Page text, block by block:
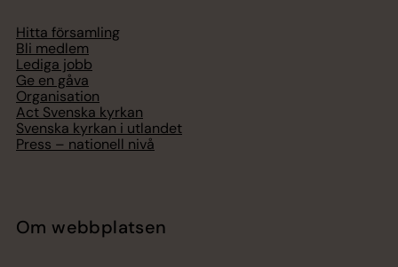
Hitta församling
Bli medlem
Lediga jobb
Ge en gåva
Organisation
Act Svenska kyrkan
Svenska kyrkan i utlandet
Press – nationell nivå
Om webbplatsen